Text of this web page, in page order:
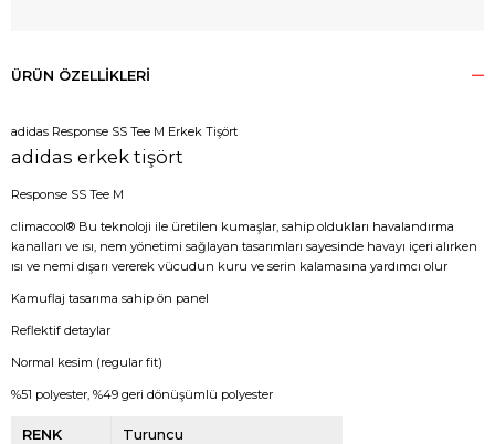
ÜRÜN ÖZELLIKLERI
adidas Response SS Tee M Erkek Tişört
adidas erkek tişört
Response SS Tee M
climacool® Bu teknoloji ile üretilen kumaşlar, sahip oldukları havalandırma
kanalları ve ısı, nem yönetimi sağlayan tasarımları sayesinde havayı içeri alırken
ısı ve nemi dışarı vererek vücudun kuru ve serin kalamasına yardımcı olur
Kamuflaj tasarıma sahip ön panel
Reflektif detaylar
Normal kesim (regular fit)
%51 polyester, %49 geri dönüşümlü polyester
RENK Turuncu